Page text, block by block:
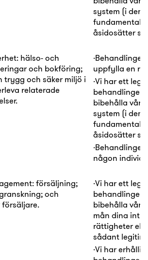
system (i den
åsidosätter
hälso- och
och bokföring;
trygg och säker miljö i
relaterade
·
uppfylla en
·Vi har ett
behandlingen
bibehålla våra
system (i den
åsidosätter
·
någon
försäljning;
och
försäljare.
·Vi har ett
bibehålla vår
mån dina
rättigheter
sådant
·Vi har